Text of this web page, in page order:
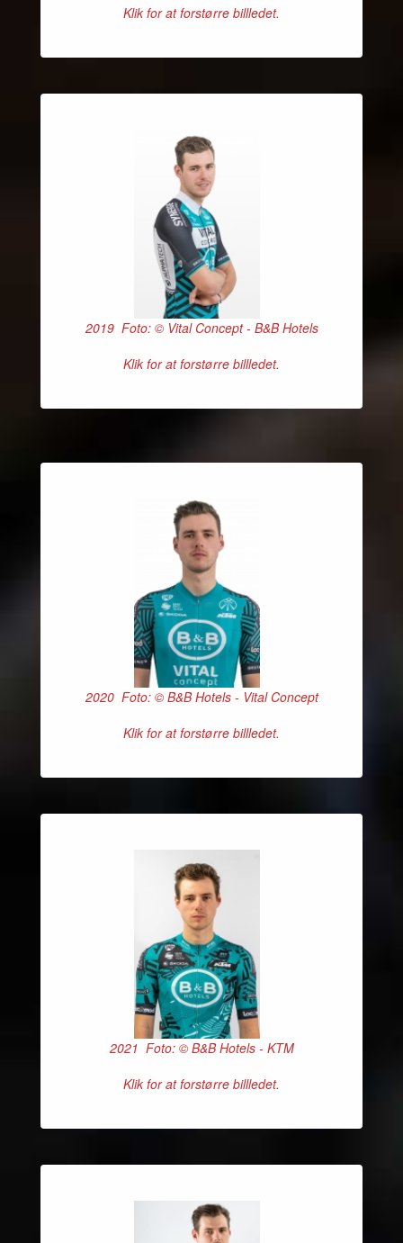
Klik for at forstørre billledet.
2019 Foto: © Vital Concept - B&B Hotels
Klik for at forstørre billledet.
2020 Foto: © B&B Hotels - Vital Concept
Klik for at forstørre billledet.
2021 Foto: © B&B Hotels - KTM
Klik for at forstørre billledet.